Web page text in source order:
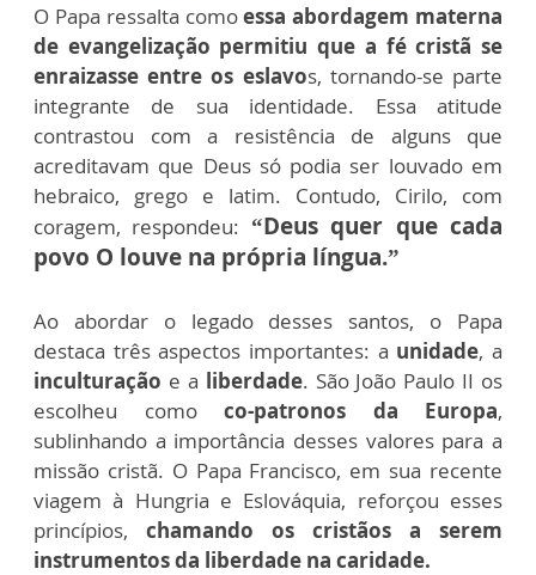
O Papa ressalta comoessa abordagem materna
de evangelização permitiu que a fé cristã se
enraizasse entre os eslavos, tornando-se parte
integrante de sua identidade. Essa atitude
contrastou com a resistência de alguns que
acreditavam que Deus só podia ser louvado em
hebraico, grego e latim. Contudo, Cirilo, com
coragem, respondeu: “Deus quer que cada
povo O louve na própria língua.”
Ao abordar o legado desses santos, o Papa
destaca três aspectos importantes: a unidade, a
inculturação e a liberdade. São João Paulo II os
escolheu como co-patronos da Europa,
sublinhando a importância desses valores para a
missão cristã. O Papa Francisco, em sua recente
viagem à Hungria e Eslováquia, reforçou esses
princípios, chamando os cristãos a serem
instrumentos da liberdade na caridade.